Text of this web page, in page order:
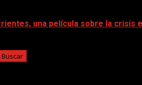
una película sobre la crisis